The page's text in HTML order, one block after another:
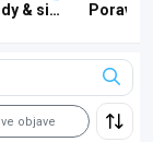
& sigurnost
objave